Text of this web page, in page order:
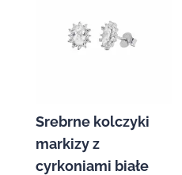
Srebrne kolczyki
markizy z
cyrkoniami białe